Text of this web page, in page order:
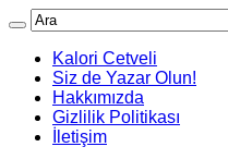
Kalori Cetveli
Siz de Yazar Olun!
Hakkımızda
Gizlilik Politikası
İletişim